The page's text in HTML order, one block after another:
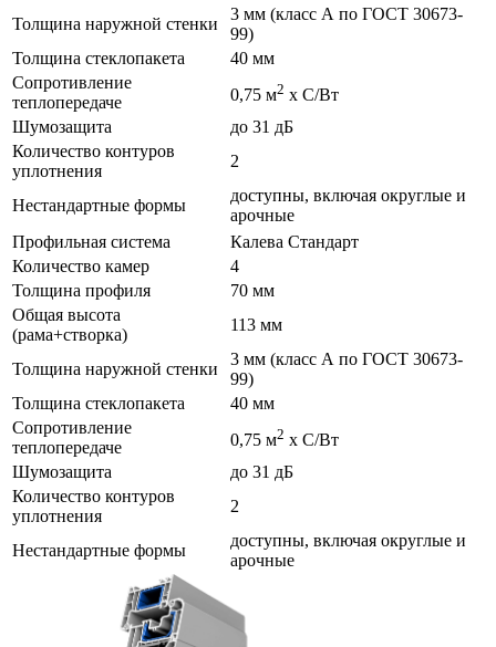
Толщина наружной стенки
3 мм (класс А по ГОСТ 30673-
99)
Толщина стеклопакета
40 мм
Сопротивление
теплопередаче
0,75 м2 х С/Вт
Шумозащита
до 31 дБ
Количество контуров
уплотнения
2
Нестандартные формы
доступны, включая округлые и
арочные
Профильная система
Калева Стандарт
Количество камер
4
Толщина профиля
70 мм
Общая высота
(рама+створка)
113 мм
Толщина наружной стенки
3 мм (класс А по ГОСТ 30673-
99)
Толщина стеклопакета
40 мм
Сопротивление
теплопередаче
0,75 м2 х С/Вт
Шумозащита
до 31 дБ
Количество контуров
уплотнения
2
Нестандартные формы
доступны, включая округлые и
арочные